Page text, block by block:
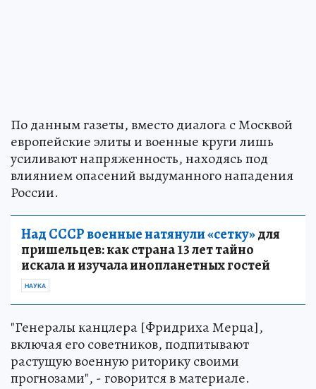
По данным газеты, вместо диалога с Москвой
европейские элиты и военные круги лишь
усиливают напряженность, находясь под
влиянием опасений выдуманного нападения
России.
Над СССР военные натянули «сетку»для
пришельцев: как страна 13 лет тайно
искала и изучала инопланетных гостей
НАУКА
"Генералы канцлера [Фридриха Мерца],
включая его советников, подпитывают
растущую военную риторику своими
прогнозами", - говорится в материале.